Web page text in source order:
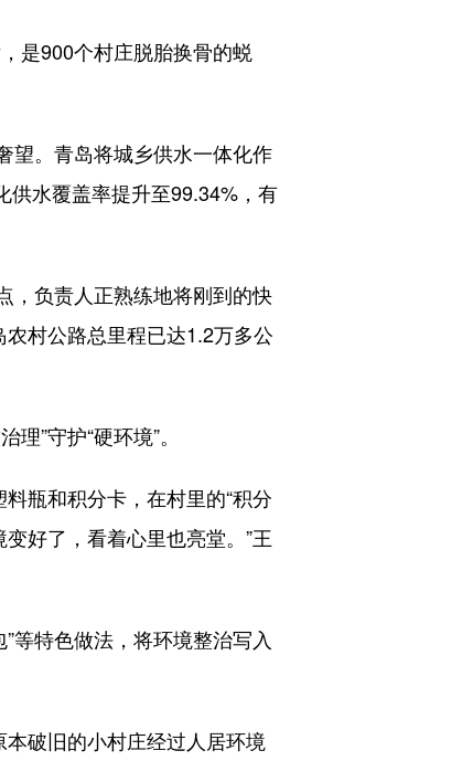
是900个村庄脱胎换骨的蜕
。青岛将城乡供水一体化作
供水覆盖率提升至99.34%，有
负责人正熟练地将刚到的快
村公路总里程已达1.2万多公
”守护“硬环境”。
瓶和积分卡，在村里的“积分
好了，看着心里也亮堂。”王
等特色做法，将环境整治写入
破旧的小村庄经过人居环境